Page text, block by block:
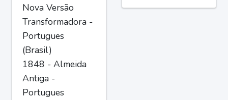
Nova Versão
Transformadora -
Portugues
(Brasil)
1848 - Almeida
Antiga -
Portugues